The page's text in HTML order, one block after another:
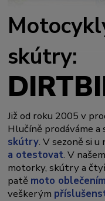
skútry:
Již od roku 2005 v
Hlučíně prodáváme a
skútry. V sezoně si
a otestovat. V našem
motorky, skútry a
patě moto oblečením
veškerým